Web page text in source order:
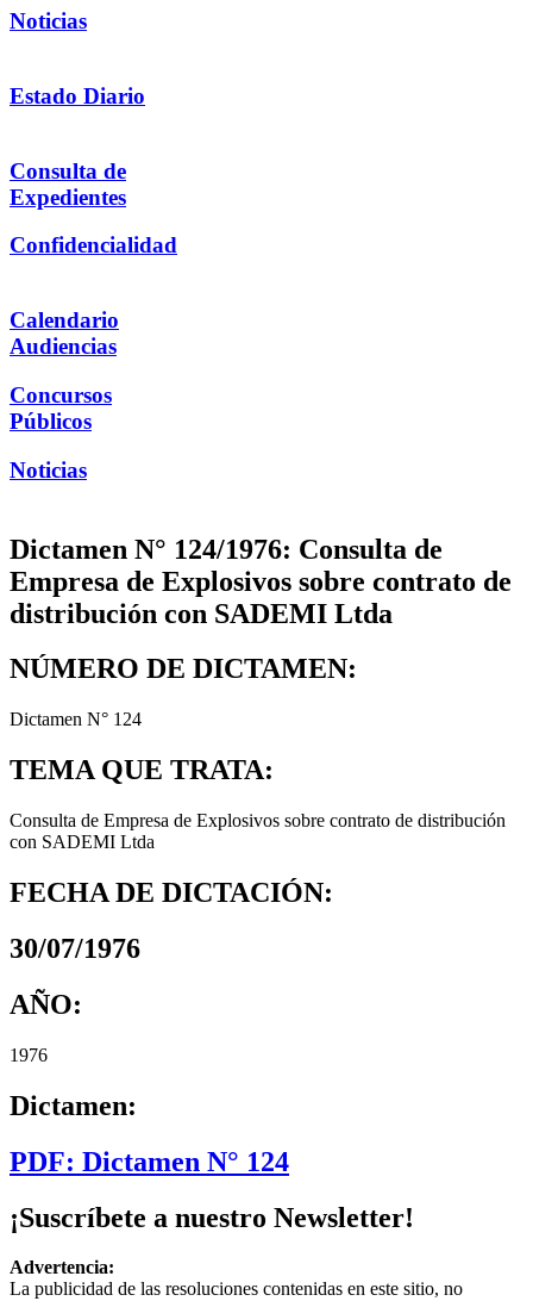
Noticias
Estado Diario
Consulta de
Expedientes
Confidencialidad
Calendario
Audiencias
Concursos
Públicos
Noticias
Dictamen N° 124/1976: Consulta de
Empresa de Explosivos sobre contrato de
distribución con SADEMI Ltda
NÚMERO DE DICTAMEN:
Dictamen N° 124
TEMA QUE TRATA:
Consulta de Empresa de Explosivos sobre contrato de distribución
con SADEMI Ltda
FECHA DE DICTACIÓN:
30/07/1976
AÑO:
1976
Dictamen:
PDF: Dictamen N° 124
¡Suscríbete a nuestro Newsletter!
Advertencia:
La publicidad de las resoluciones contenidas en este sitio, no